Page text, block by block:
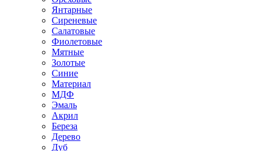
Янтарные
Сиреневые
Салатовые
Фиолетовые
Мятные
Золотые
Синие
Материал
МДФ
Эмаль
Акрил
Береза
Дерево
Дуб